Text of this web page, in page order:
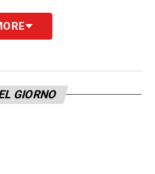
GIORNO